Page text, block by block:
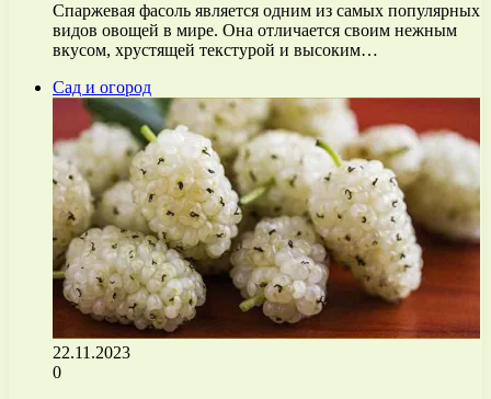
Спаржевая фасоль является одним из самых популярных
видов овощей в мире. Она отличается своим нежным
вкусом, хрустящей текстурой и высоким…
Сад и огород
22.11.2023
0